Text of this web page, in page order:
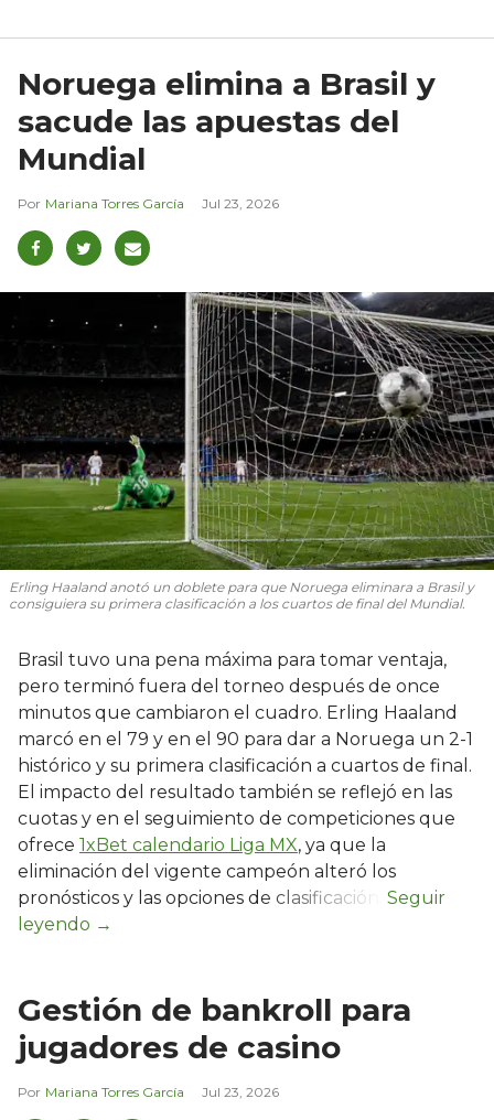
Noruega elimina a Brasil y
sacude las apuestas del
Mundial
Mariana Torres García Jul 23, 2026
Erling Haaland anotó un doblete para que Noruega eliminara a Brasil y
consiguiera su primera clasificación a los cuartos de final del Mundial.
Brasil tuvo una pena máxima para tomar ventaja,
pero terminó fuera del torneo después de once
minutos que cambiaron el cuadro. Erling Haaland
marcó en el 79 y en el 90 para dar a Noruega un 2-1
histórico y su primera clasificación a cuartos de final.
El impacto del resultado también se reflejó en las
cuotas y en el seguimiento de competiciones que
ofrece 1xBet calendario Liga MX, ya que la
eliminación del vigente campeón alteró los
pronósticos y las opciones de clasificación.
Gestión de bankroll para
jugadores de casino
Mariana Torres García Jul 23, 2026